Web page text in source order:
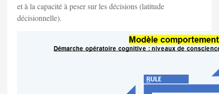
et à la capacité à peser sur les décisions (latitude
décisionnelle).